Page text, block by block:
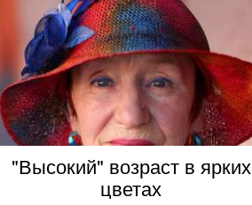
"Высокий" возраст в ярких
цветах